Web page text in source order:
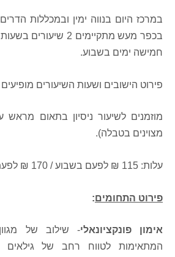
במרכז היום בנווה ימין ובמכללות
בכפר מעש מתקיימים 2
חמישה ימים בשבוע.
פירוט הישובים ושעות השיעורים
מוזמנים לשיעור ניסיון בתאום מראש
מצוינים בטבלה).
עלות: 115 ₪ לפעם בשבוע / 170 ₪ לפעמיים בשבוע.
פירוט התחומים:
אימון פונקציונאלי- שילוב של
המתאימות לטווח רחב של גילאים